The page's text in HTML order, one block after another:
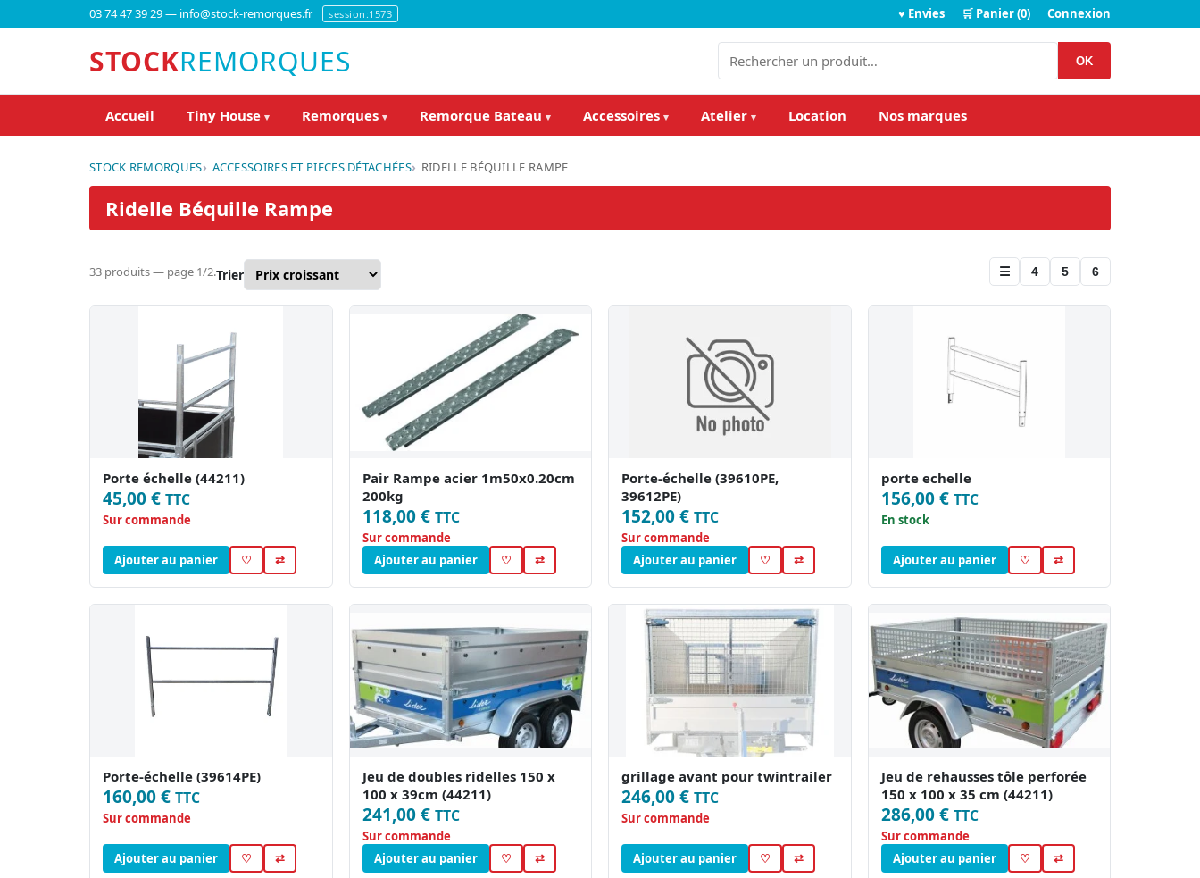
03 74 47 39 29 — info@stock-remorques.fr session:1573 ♥ Envies 🛒 Panier (0) Connexion
STOCKREMORQUES OK
Accueil Tiny House ▾ Remorques ▾ Remorque Bateau ▾ Accessoires ▾ Atelier ▾ Location Nos marques
STOCK REMORQUES ACCESSOIRES ET PIECES DÉTACHÉES RIDELLE BÉQUILLE RAMPE
Ridelle Béquille Rampe
33 produits — page 1/2.Trier ☰ 4 5 6
Porte échelle (44211)
45,00 € TTC
Sur commande
Ajouter au panier ♡ ⇄
Pair Rampe acier 1m50x0.20cm
200kg
118,00 € TTC
Sur commande
Ajouter au panier
♡ ⇄
Porte-échelle (39610PE,
39612PE)
152,00 € TTC
Sur commande
Ajouter au panier
♡ ⇄
porte echelle
156,00 € TTC
En stock
Ajouter au panier ♡ ⇄
Porte-échelle (39614PE)
160,00 € TTC
Sur commande
Ajouter au panier ♡ ⇄
Jeu de doubles ridelles 150 x
100 x 39cm (44211)
241,00 € TTC
Sur commande
Ajouter au panier
♡ ⇄
grillage avant pour twintrailer
246,00 € TTC
Sur commande
Ajouter au panier ♡ ⇄
Jeu de rehausses tôle perforée
150 x 100 x 35 cm (44211)
286,00 € TTC
Sur commande
Ajouter au panier
♡ ⇄